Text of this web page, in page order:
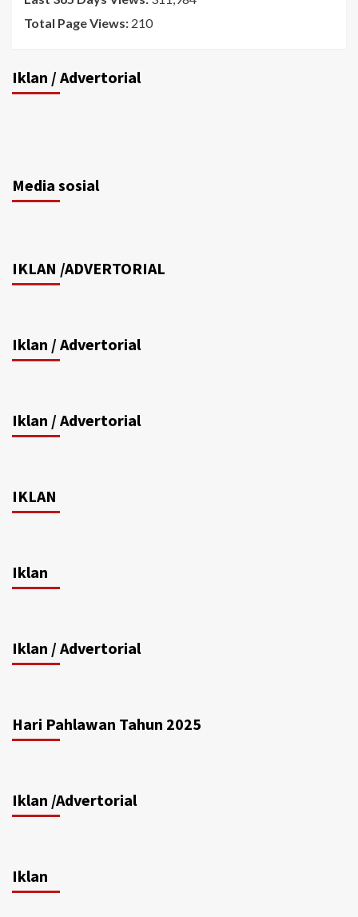
Total Page Views: 210
Iklan / Advertorial
Media sosial
IKLAN /ADVERTORIAL
Iklan / Advertorial
Iklan / Advertorial
IKLAN
Iklan
Iklan / Advertorial
Hari Pahlawan Tahun 2025
Iklan /Advertorial
Iklan